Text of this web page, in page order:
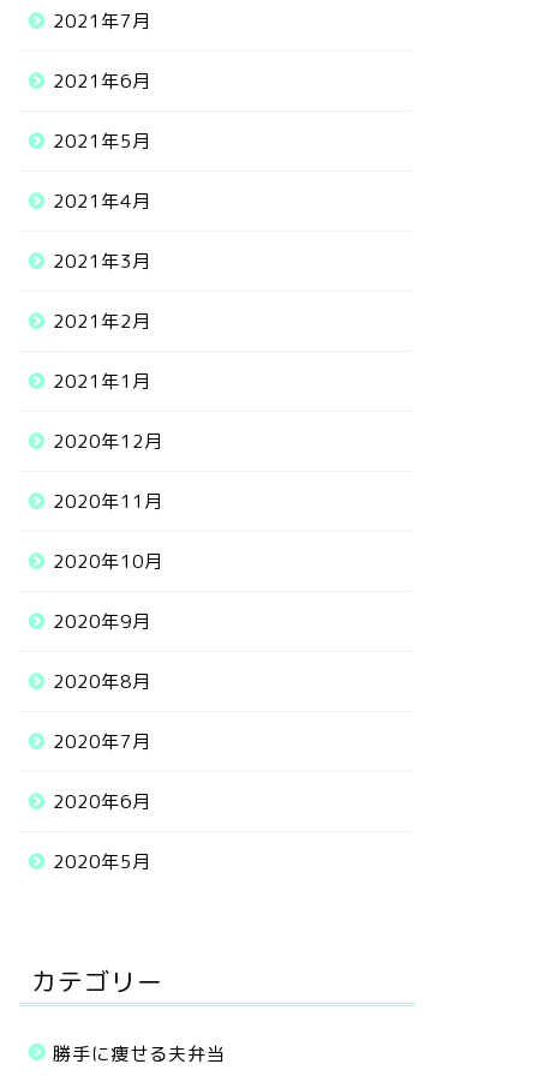
2021年7月
2021年6月
2021年5月
2021年4月
2021年3月
2021年2月
2021年1月
2020年12月
2020年11月
2020年10月
2020年9月
2020年8月
2020年7月
2020年6月
2020年5月
カテゴリー
勝手に痩せる夫弁当